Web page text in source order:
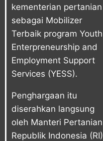
kementerian pertanian
sebagai Mobilizer
Terbaik program Youth
Enterpreneurship and
Employment Support
Services (YESS).
Penghargaan itu
diserahkan langsung
oleh Manteri Pertanian
Republik Indonesia (RI)